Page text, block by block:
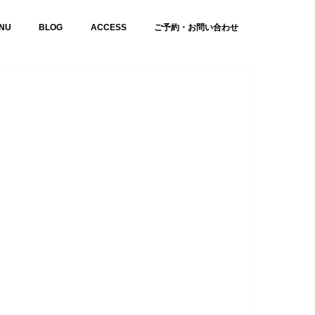
BLOG ACCESS ご予約・お問い合わせ